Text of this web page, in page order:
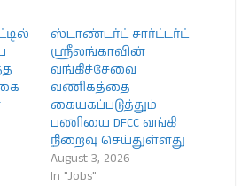
ஸ்டாண்டர்ட் சார்ட்டர்ட்
ஸ்ரீலங்காவின்
வங்கிச்சேவை
வணிகத்தை
கையகப்படுத்தும்
பணியை DFCC வங்கி
நிறைவு செய்துள்ளது
August 3, 2026
In "Jobs"